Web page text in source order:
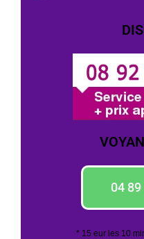
04
* 15 eur les 10